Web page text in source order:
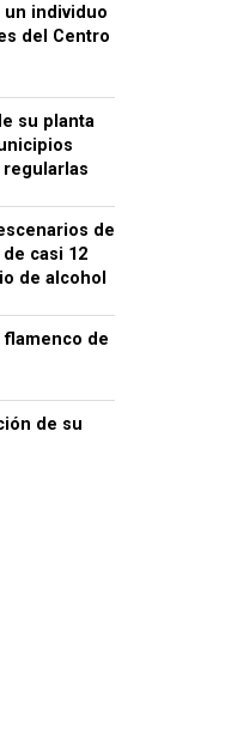
un individuo
del Centro
su planta
de
casi 12
de alcohol
flamenco de
de su